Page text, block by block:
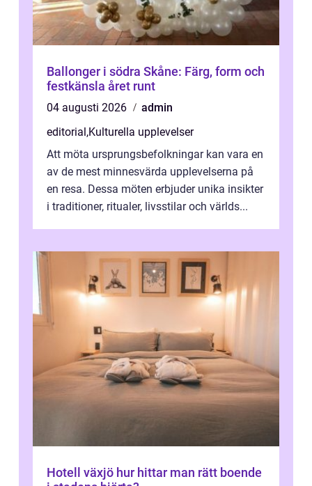
Ballonger i södra Skåne: Färg, form och
festkänsla året runt
04 augusti 2026
admin
editorial,Kulturella upplevelser
Att möta ursprungsbefolkningar kan vara en
av de mest minnesvärda upplevelserna på
en resa. Dessa möten erbjuder unika insikter
i traditioner, ritualer, livsstilar och världs...
Hotell växjö hur hittar man rätt boende